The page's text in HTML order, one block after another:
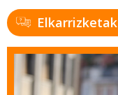
Elkarrizketak